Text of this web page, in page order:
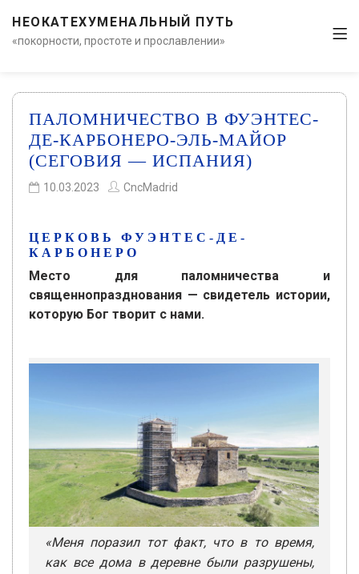
НЕОКАТЕХУМЕНАЛЬНЫЙ ПУТЬ
«покорности, простоте и прославлении»
ПАЛОМНИЧЕСТВО В ФУЭНТЕС-
ДЕ-КАРБОНЕРО-ЭЛЬ-МАЙОР
(СЕГОВИЯ — ИСПАНИЯ)
10.03.2023 CncMadrid
ЦЕРКОВЬ ФУЭНТЕС-ДЕ-
КАРБОНЕРО
Место для паломничества и
священнопразднования — свидетель истории,
которую Бог творит с нами.
«Меня поразил тот факт, что в то время,
как все дома в деревне были разрушены,